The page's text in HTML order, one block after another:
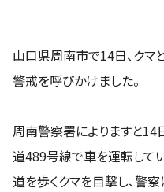
山口県周南市で14日、クマ
警戒を呼びかけました。
周南警察署によりますと14
道489号線で車を運転して
道を歩くクマを目撃し、警察